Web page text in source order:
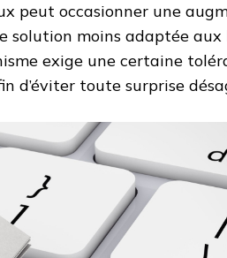
peut occasionner une
solution moins adaptée
exige une certaine
d’éviter toute surprise